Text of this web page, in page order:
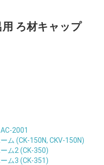
ろ材キャップ
2001
ム (CK-150N, CKV-150N)
ム2 (CK-350)
ム3 (CK-351)